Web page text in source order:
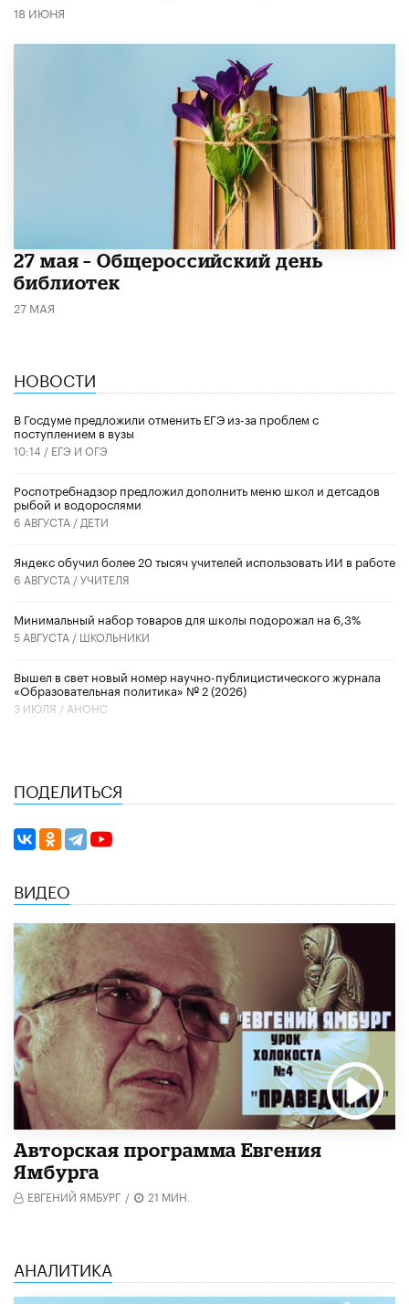
18 ИЮНЯ
​27 мая – Общероссийский день
библиотек
27 МАЯ
НОВОСТИ
В Госдуме предложили отменить ЕГЭ из-за проблем с
поступлением в вузы
10:14 / ЕГЭ И ОГЭ
Роспотребнадзор предложил дополнить меню школ и детсадов
рыбой и водорослями
6 АВГУСТА / ДЕТИ
​Яндекс обучил более 20 тысяч учителей использовать ИИ в работе
6 АВГУСТА /УЧИТЕЛЯ
Минимальный набор товаров для школы подорожал на 6,3%
5 АВГУСТА / ШКОЛЬНИКИ
Вышел в свет новый номер научно-публицистического журнала
«Образовательная политика» № 2 (2026)
3 ИЮЛЯ / АНОНС
ПОДЕЛИТЬСЯ
ВИДЕО
Авторская программа Евгения
Ямбурга
ЕВГЕНИЙ ЯМБУРГ / 21 МИН.
АНАЛИТИКА